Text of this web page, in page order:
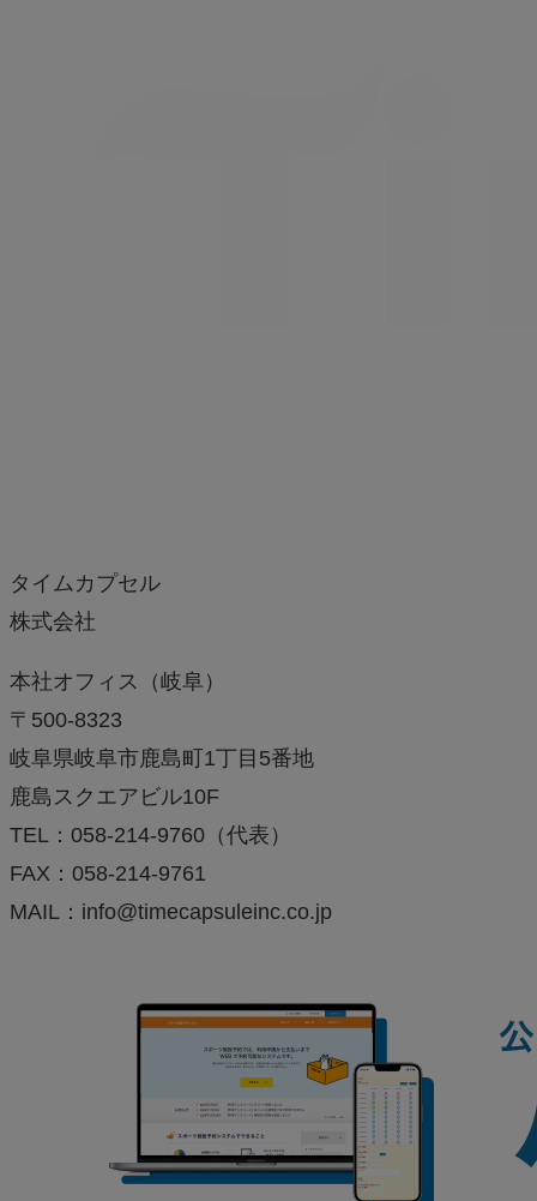
タイムカプセル
株式会社
本社オフィス（岐阜）
〒500-8323
岐阜県岐阜市鹿島町1丁目5番地
鹿島スクエアビル10F
TEL：058-214-9760（代表）
FAX：058-214-9761
MAIL：info@timecapsuleinc.co.jp